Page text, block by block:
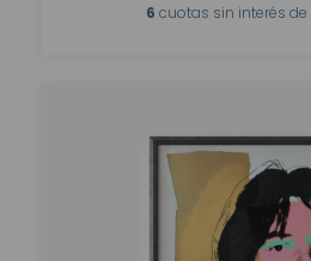
6 cuotas sin interés de